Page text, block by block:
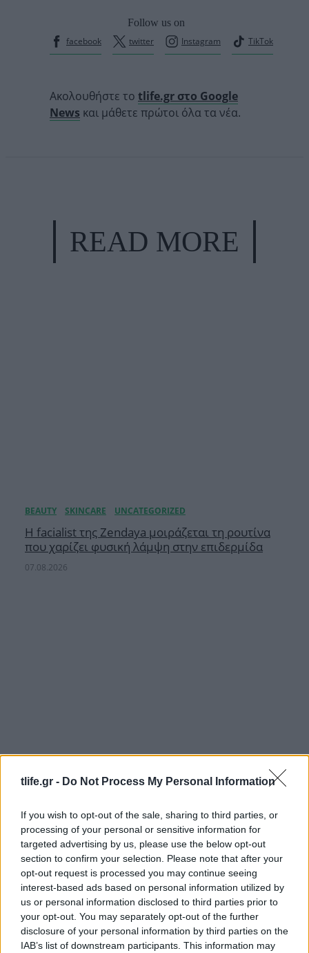
tlife.gr - Do Not Process My Personal Information
If you wish to opt-out of the sale, sharing to third parties, or
processing of your personal or sensitive information for
targeted advertising by us, please use the below opt-out
section to confirm your selection. Please note that after your
opt-out request is processed you may continue seeing
interest-based ads based on personal information utilized by
us or personal information disclosed to third parties prior to
your opt-out. You may separately opt-out of the further
disclosure of your personal information by third parties on the
IAB’s list of downstream participants. This information may
Follow us on
facebook
twitter Instagram TikTok
Ακολουθήστε το tlife.gr στο Google
News και μάθετε πρώτοι όλα τα νέα.
READ MORE
Η facialist της Zendaya μοιράζεται τη ρουτίνα
που χαρίζει φυσική λάμψη στην επιδερμίδα
07.08.2026
Γέννησε η ηθοποιός Λίλα Μπακλέση: Η πρώτη
φωτογραφία και το μήνυμα του συντρόφου της
07.08.2026